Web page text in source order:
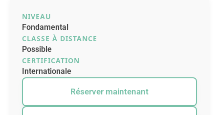
NIVEAU
Fondamental
CLASSE À DISTANCE
Possible
CERTIFICATION
Internationale
Réserver maintenant